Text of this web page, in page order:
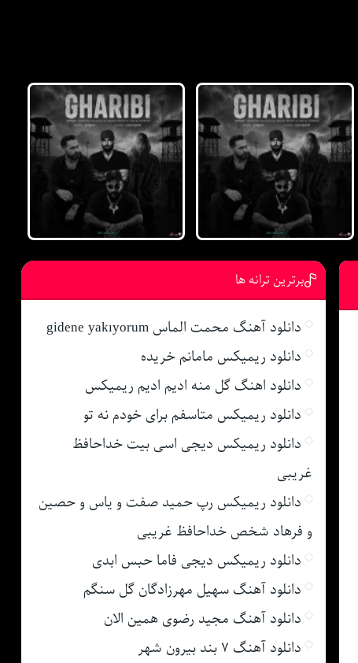
برترین ترانه ها
دانلود آهنگ محمت الماس gidene yakıyorum
دانلود ریمیکس مامانم خریده
دانلود اهنگ گل منه ادیم ادیم ریمیکس
دانلود ریمیکس متاسفم برای خودم نه تو
دانلود ریمیکس دیجی اسی بیت خداحافظ
غریبی
دانلود ریمیکس رپ حمید صفت و یاس و حصین
و فرهاد شخص خداحافظ غریبی
دانلود ریمیکس دیجی فاما حبس ابدی
دانلود آهنگ سهیل مهرزادگان گل سنگم
دانلود آهنگ مجید رضوی همین الان
دانلود آهنگ ۷ بند بیرون شهر